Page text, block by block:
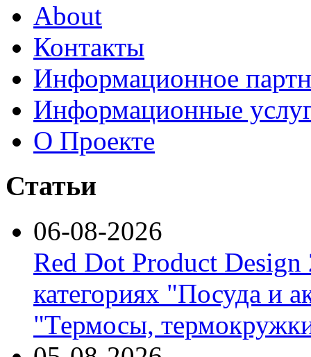
About
Контакты
Информационное
Информационные
О Проекте
Статьи
06-08-2026
Red Dot Product Design
категориях "Посуда и
"Термосы,